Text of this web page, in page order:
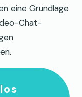
eine Grundlage
Chat-